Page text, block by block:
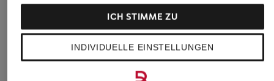
Bikinis Damen
Boots für Damen
Braune Stiefel für Damen
Lederjacken für Damen
Mäntel für Damen
Parkas für Herren
Pullover für Damen
INDIVIDUELLE EINSTELLUNGEN
ICH STIMME ZU